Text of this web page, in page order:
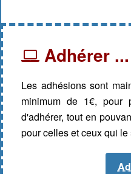
Adhérer
Les adhésions sont
minimum de 1€, pour
d'adhérer, tout en
pour celles et ceux qui le